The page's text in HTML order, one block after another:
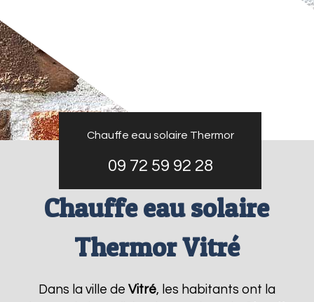
Chauffe eau solaire Thermor
09 72 59 92 28
Chauffe eau solaire
Thermor Vitré
Dans la ville de Vitré, les habitants ont la